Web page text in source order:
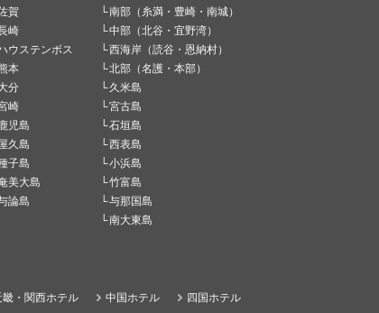
賀
崎
ウステンボス
本
分
崎
児島
久島
子島
美大島
論島
南部（糸満・豊崎・南城）
中部（北谷・宜野湾）
西海岸（読谷・恩納村）
北部（名護・本部）
久米島
宮古島
石垣島
西表島
小浜島
竹富島
与那国島
南大東島
畿・関西ホテル 中国ホテル 四国ホテル